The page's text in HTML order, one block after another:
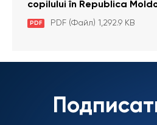
copilului în Republica
PDF PDF (Файл) 1,292.9 KB